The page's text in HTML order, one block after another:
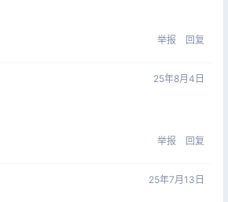
举报 回复
25年8月4日
举报 回复
25年7月13日